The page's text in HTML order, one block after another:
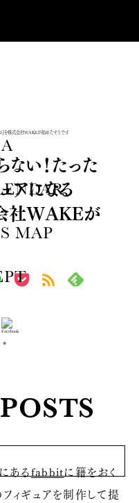
MAP
ない！たった
アになる
社WAKEが
あるfabbitに籍をおく
ィギュアを制作して提